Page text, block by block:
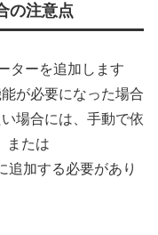
の注意点
ターを追加します
が必要になった場合
場合には、手動で依
または
追加する必要があり